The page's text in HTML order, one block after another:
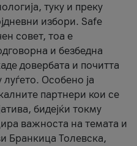
туку и преку
избори. Safe
совет, тоа е
и безбедна
довербата и почитта
Особено ја
партнери кои се
бидејќи токму
важноста на темата и
Бранкица Толевска,